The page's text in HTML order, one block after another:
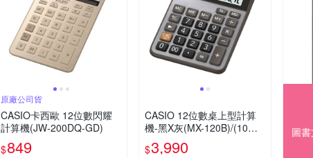
原廠公司貨
CASIO卡西歐 12位數閃耀
計算機(JW-200DQ-GD)
$849
CASIO 12位數桌上型計算
機-黑X灰(MX-120B)/(10入
組)
$3,990